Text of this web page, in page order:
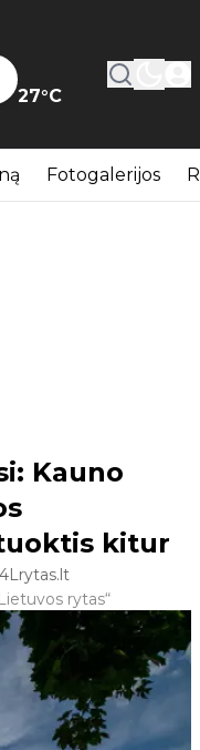
27°C
Fotogalerijos
Kauno
kitur
Lrytas.lt
rytas“